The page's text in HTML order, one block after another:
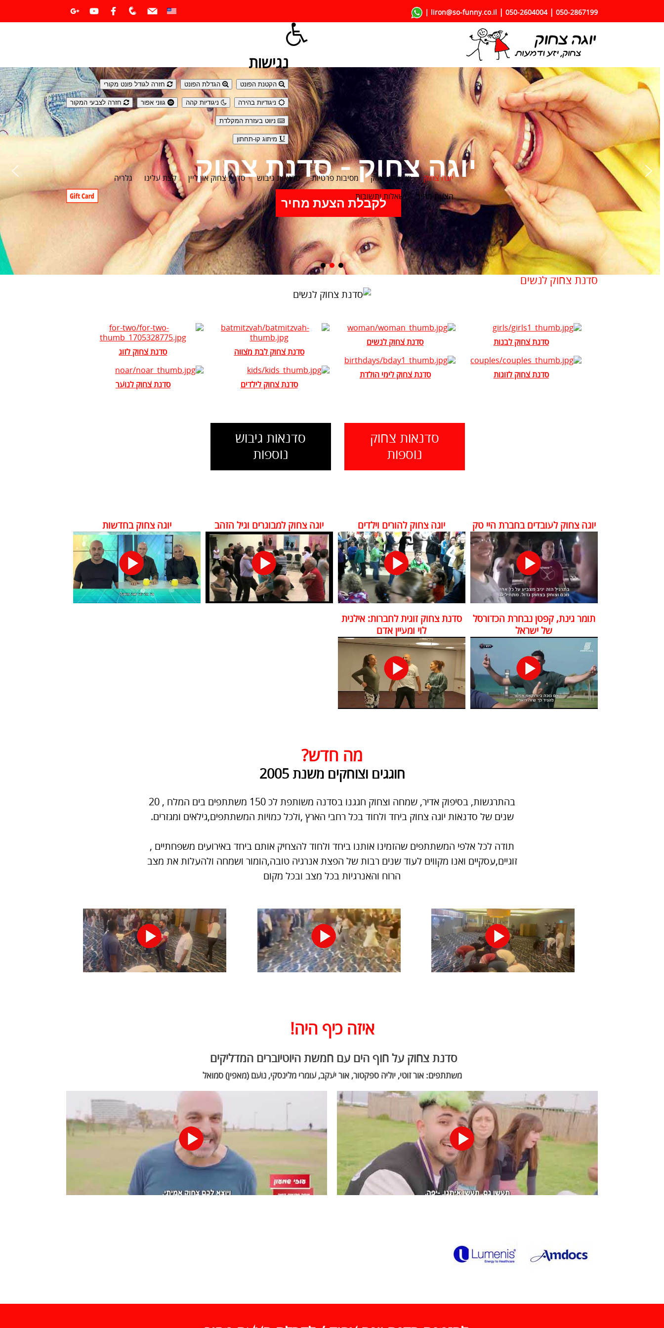
050-2867199
|
050-2604004
|
liron@so-funny.co.il |
נגישות
הקטנת הפונט הגדלת הפונט חזרה לגודל פונט מקורי
ניגודיות בהירה ניגודיות קהה גווני אפור חזרה לצבעי המקור
ניווט בעזרת המקלדת
מיתוג קו-תחתון
יוגה צחוק סדנאות צחוק מסיבות פרטיות סדנאות גיבוש סדנת צחוק און ליין קצת עלינו
גלריה
הצעת מחיר
שאלות ותשובות
לקבלת הצעת מחיר
סדנת צחוק לנשים
סדנת צחוק לזוג סדנת צחוק לבת מצווה
סדנת צחוק לנשים סדנת צחוק לבנות
סדנת צחוק לימי הולדת
סדנת צחוק לזוגות
סדנת צחוק לנוער
סדנת צחוק לילדים
סדנאות צחוק
נוספות
סדנאות גיבוש
נוספות
יוגה צחוק לעובדים בחברת היי טק יוגה צחוק להורים וילדים יוגה צחוק למבוגרים וגיל הזהב יוגה צחוק בחדשות
תומר גינת, קפטן נבחרת הכדורסל
של ישראל
סדנת צחוק זוגית לחברות: אילנית
לוי ומעיין אדם
מה חדש?
חוגגים וצוחקים משנת 2005
בהתרגשות, בסיפוק אדיר, שמחה וצחוק חגגנו בסדנה משותפת לכ 150 משתתפים בים המלח , 20
שנים של סדנאות יוגה צחוק ביחד ולחוד בכל רחבי הארץ ,ולכל כמויות המשתתפים,גילאים ומגזרים.
תודה לכל אלפי המשתתפים שהזמינו אותנו ביחד ולחוד להצחיק אותם ביחד באירועים משפחתיים ,
זוגיים,עסקיים ואנו מקווים לעוד שנים רבות של הפצת אנרגיה טובה,הומור ושמחה ולהעלות את מצב
הרוח והאנרגיות בכל מצב ובכל מקום
איזה כיף היה!
סדנת צחוק על חוף הים עם חמשת היוטיוברים המדליקים
משתתפים: אור זוטי, יוליה ספקטור, אור יעקב, עומרי מלינסקי, נועם (מאפין) סמואל